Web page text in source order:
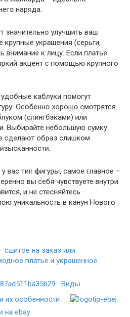
наряда.
значительно улучшить ваш
украшения (серьги,
внимание к лицу. Если платье
акцент с помощью крупного
каблуки помогут
Особенно хорошо смотрятся
(слингбэками) или
Выбирайте небольшую сумку
сделают образ слишком
вас тип фигуры, самое главное –
вы себя чувствуете внутри.
и не стесняйтесь
уникальность в канун Нового
сшитое на заказ или
платье и украшенное
Виды
их особенности
на ebay